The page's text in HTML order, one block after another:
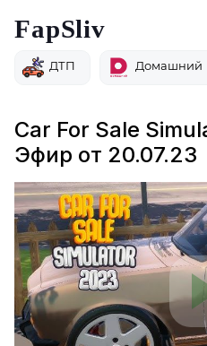
FapSliv
ДТП Домашний
Car For Sale
Эфир от 20.07.23